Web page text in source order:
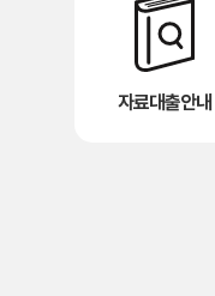
자료대출안내